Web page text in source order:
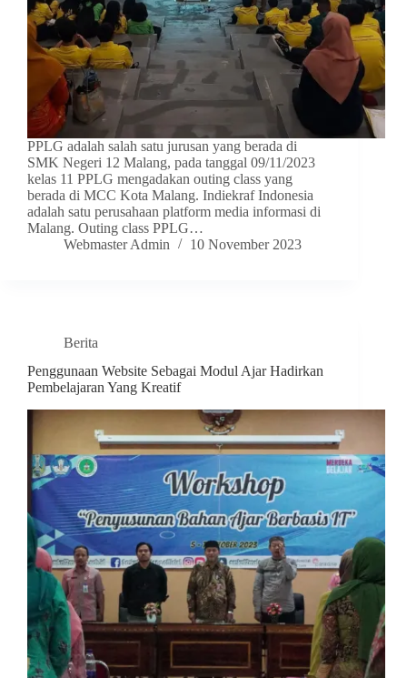
PPLG adalah salah satu jurusan yang berada di
SMK Negeri 12 Malang, pada tanggal 09/11/2023
kelas 11 PPLG mengadakan outing class yang
berada di MCC Kota Malang. Indiekraf Indonesia
adalah satu perusahaan platform media informasi di
Malang. Outing class PPLG…
Webmaster Admin
10 November 2023
Berita
Penggunaan Website Sebagai Modul Ajar Hadirkan
Pembelajaran Yang Kreatif